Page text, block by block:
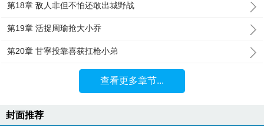
第18章 敌人非但不怕还敢出城野战
第19章 活捉周瑜抢大小乔
第20章 甘寧投靠喜获扛枪小弟
查看更多章节...
封面推荐